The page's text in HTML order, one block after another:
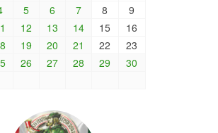
5 6 7 8
9
12 13 14 15
16
19 20 21 22
23
26 27 28 29
30